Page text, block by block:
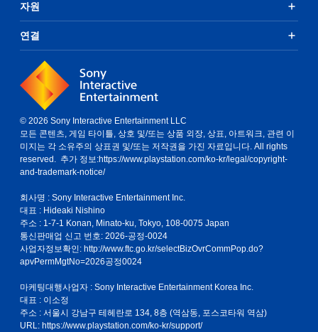
자원
연결
© 2026 Sony Interactive Entertainment LLC
모든 콘텐츠, 게임 타이틀, 상호 및/또는 상품 외장, 상표, 아트워크, 관련 이
미지는 각 소유주의 상표권 및/또는 저작권을 가진 자료입니다. All rights
reserved. 추가 정보:https://www.playstation.com/ko-kr/legal/copyright-
and-trademark-notice/
회사명 : Sony Interactive Entertainment Inc.
대표 : Hideaki Nishino
주소 : 1-7-1 Konan, Minato-ku, Tokyo, 108-0075 Japan
통신판매업 신고 번호: 2026-공정-0024
사업자정보확인: http://www.ftc.go.kr/selectBizOvrCommPop.do?
apvPermMgtNo=2026공정0024
마케팅대행사업자 : Sony Interactive Entertainment Korea Inc.
대표 : 이소정
주소 : 서울시 강남구 테헤란로 134, 8층 (역삼동, 포스코타워 역삼)
URL: https://www.playstation.com/ko-kr/support/